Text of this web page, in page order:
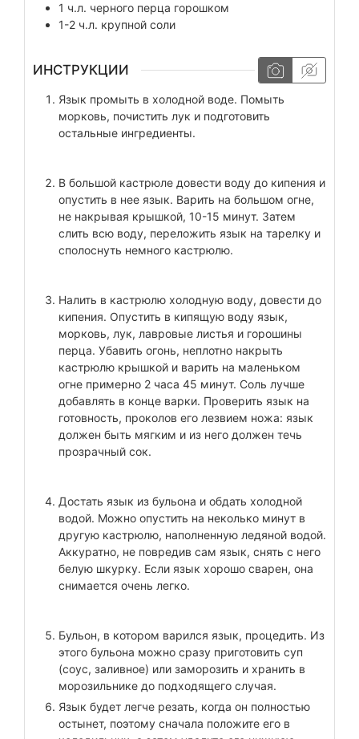
1 ч.л. черного перца горошком
1-2 ч.л. крупной соли
ИНСТРУКЦИИ
Язык промыть в холодной воде. Помыть
морковь, почистить лук и подготовить
остальные ингредиенты.
В большой кастрюле довести воду до кипения и
опустить в нее язык. Варить на большом огне,
не накрывая крышкой, 10-15 минут. Затем
слить всю воду, переложить язык на тарелку и
сполоснуть немного кастрюлю.
Налить в кастрюлю холодную воду, довести до
кипения. Опустить в кипящую воду язык,
морковь, лук, лавровые листья и горошины
перца. Убавить огонь, неплотно накрыть
кастрюлю крышкой и варить на маленьком
огне примерно 2 часа 45 минут. Соль лучше
добавлять в конце варки. Проверить язык на
готовность, проколов его лезвием ножа: язык
должен быть мягким и из него должен течь
прозрачный сок.
Достать язык из бульона и обдать холодной
водой. Можно опустить на неколько минут в
другую кастрюлю, наполненную ледяной водой.
Аккуратно, не повредив сам язык, снять с него
белую шкурку. Если язык хорошо сварен, она
снимается очень легко.
Бульон, в котором варился язык, процедить. Из
этого бульона можно сразу приготовить суп
(соус, заливное) или заморозить и хранить в
морозильнике до подходящего случая.
Язык будет легче резать, когда он полностью
остынет, поэтому сначала положите его в